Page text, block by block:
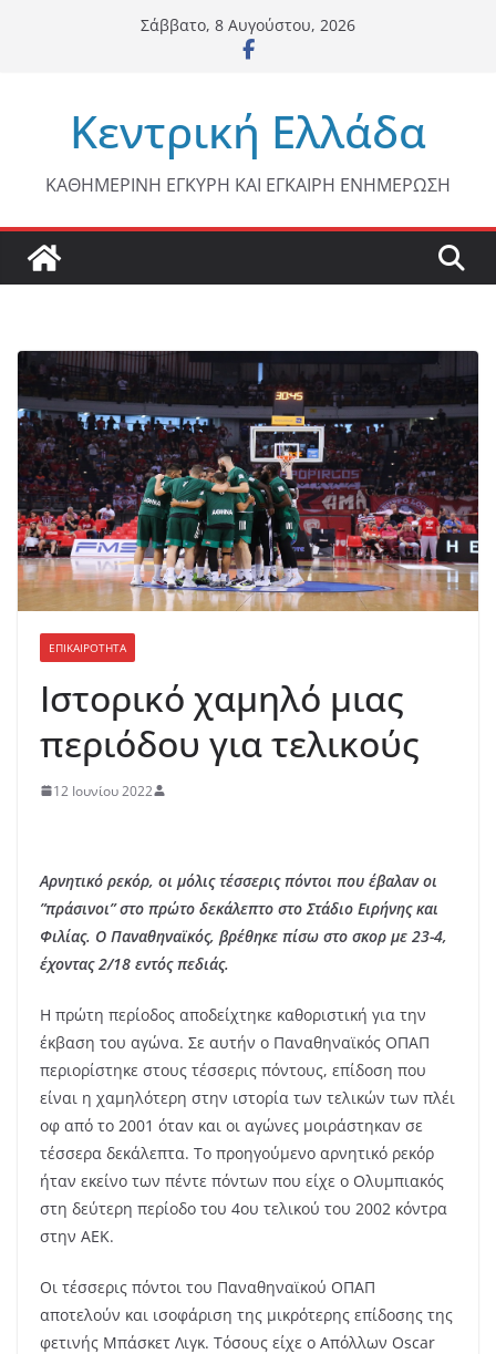
Σάββατο, 8 Αυγούστου, 2026
Κεντρική Ελλάδα
ΚΑΘΗΜΕΡΙΝΗ ΕΓΚΥΡΗ ΚΑΙ ΕΓΚΑΙΡΗ ΕΝΗΜΕΡΩΣΗ
ΕΠΙΚΑΙΡΟΤΗΤΑ
Ιστορικό χαμηλό μιας
περιόδου για τελικούς
12 Ιουνίου 2022
Αρνητικό ρεκόρ, οι μόλις τέσσερις πόντοι που έβαλαν οι
”πράσινοι” στο πρώτο δεκάλεπτο στο Στάδιο Ειρήνης και
Φιλίας. Ο Παναθηναϊκός, βρέθηκε πίσω στο σκορ με 23-4,
έχοντας 2/18 εντός πεδιάς.
Η πρώτη περίοδος αποδείχτηκε καθοριστική για την
έκβαση του αγώνα. Σε αυτήν ο Παναθηναϊκός ΟΠΑΠ
περιορίστηκε στους τέσσερις πόντους, επίδοση που
είναι η χαμηλότερη στην ιστορία των τελικών των πλέι
οφ από το 2001 όταν και οι αγώνες μοιράστηκαν σε
τέσσερα δεκάλεπτα. Το προηγούμενο αρνητικό ρεκόρ
ήταν εκείνο των πέντε πόντων που είχε ο Ολυμπιακός
στη δεύτερη περίοδο του 4ου τελικού του 2002 κόντρα
στην ΑΕΚ.
Οι τέσσερις πόντοι του Παναθηναϊκού ΟΠΑΠ
αποτελούν και ισοφάριση της μικρότερης επίδοσης της
φετινής Μπάσκετ Λιγκ. Τόσους είχε ο Απόλλων Oscar